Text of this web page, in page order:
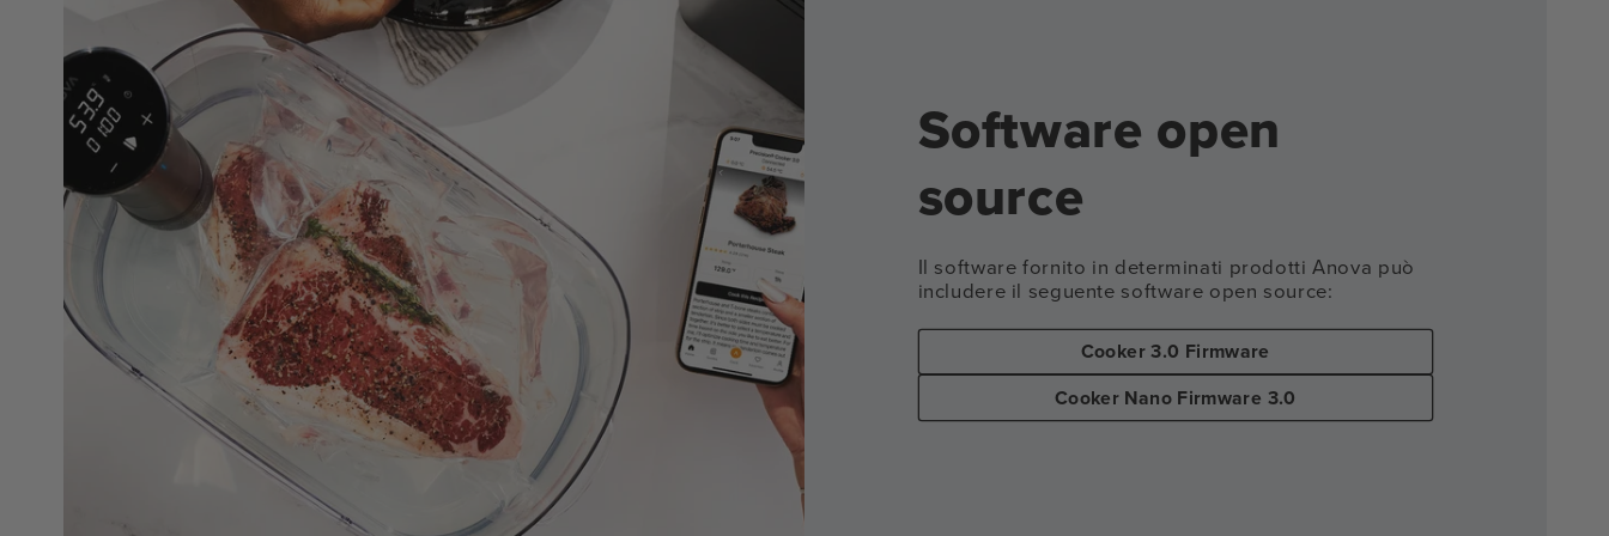
Software open
source
Il software fornito in determinati prodotti Anova può
includere il seguente software open source:
Cooker 3.0 Firmware
Cooker Nano Firmware 3.0